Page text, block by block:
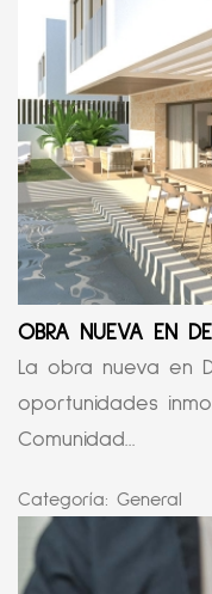
OBRA NUEVA EN
La obra nueva en
oportunidades
Comunidad...
Categoría: General